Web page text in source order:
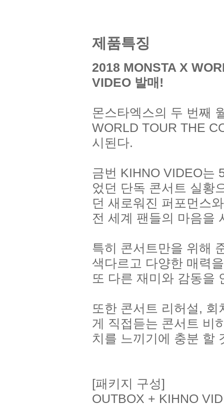
제품특징
2018 MONSTA X
VIDEO 발매!
몬스타엑스의 두 번째
WORLD TOUR THE
시된다.
금번 KIHNO VIDEO는
었던 단독 콘서트 실황
던 새로워진 퍼포먼스
전 세계 팬들의 마음을
특히 콘서트만을 위해
색다르고 다양한 매력
또 다른 재미와 감동을
또한 콘서트 리허설,
게 직접듣는 콘서트 비
치를 느끼기에 충분 할
[패키지 구성]
OUTBOX + KIHNO